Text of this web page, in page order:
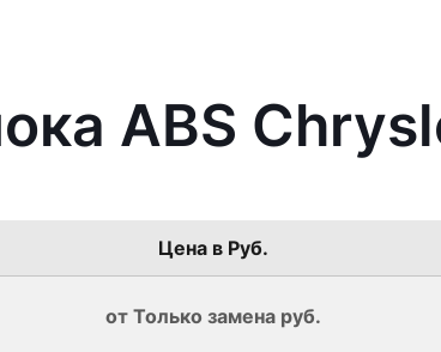
ABS
Цена в Руб.
от Только замена руб.